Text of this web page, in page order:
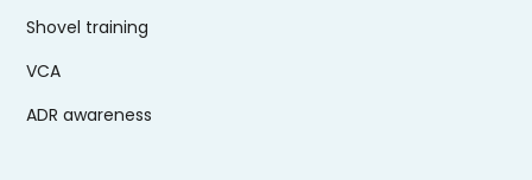
Shovel training
VCA
ADR awareness